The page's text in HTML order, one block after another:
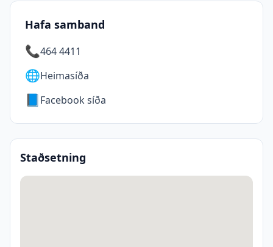
Hafa samband
📞464 4411
🌐Heimasíða
📘Facebook síða
Staðsetning